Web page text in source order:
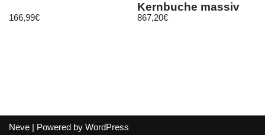
166,99€
Kernbuche massiv
geölt Leder
867,20€
Neve | Powered by WordPress